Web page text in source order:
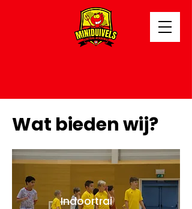
Wat bieden wij?
Indoortrai